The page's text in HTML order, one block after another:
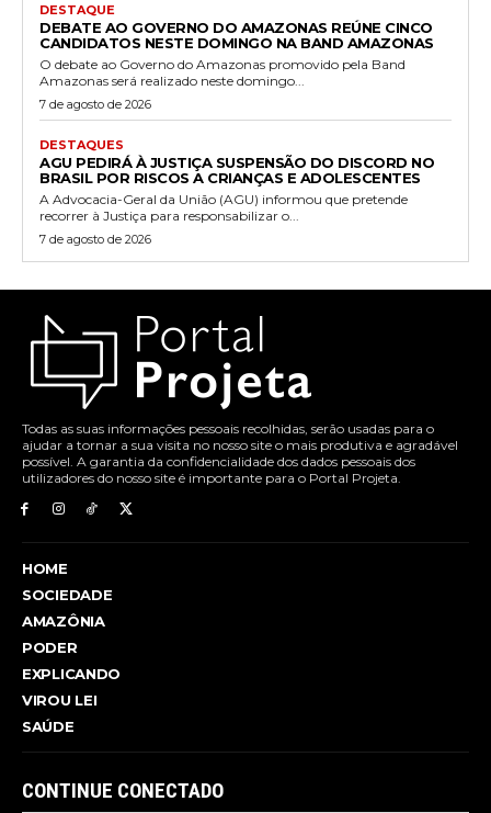
DESTAQUE
DEBATE AO GOVERNO DO AMAZONAS REÚNE CINCO
CANDIDATOS NESTE DOMINGO NA BAND AMAZONAS
O debate ao Governo do Amazonas promovido pela Band
Amazonas será realizado neste domingo...
7 de agosto de 2026
DESTAQUES
AGU PEDIRÁ À JUSTIÇA SUSPENSÃO DO DISCORD NO
BRASIL POR RISCOS A CRIANÇAS E ADOLESCENTES
A Advocacia-Geral da União (AGU) informou que pretende
recorrer à Justiça para responsabilizar o...
7 de agosto de 2026
Todas as suas informações pessoais recolhidas, serão usadas para o
ajudar a tornar a sua visita no nosso site o mais produtiva e agradável
possível. A garantia da confidencialidade dos dados pessoais dos
utilizadores do nosso site é importante para o Portal Projeta.
HOME
SOCIEDADE
AMAZÔNIA
PODER
EXPLICANDO
VIROU LEI
SAÚDE
CONTINUE CONECTADO